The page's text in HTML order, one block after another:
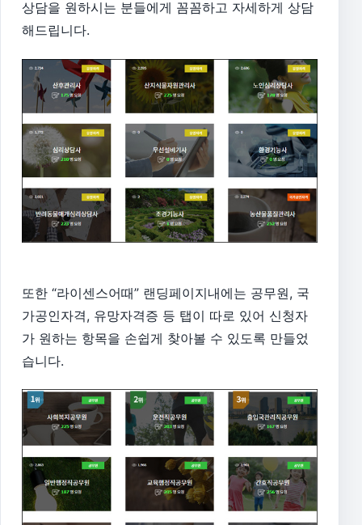
상담을 원하시는 분들에게 꼼꼼하고 자세하게 상담
해드립니다.
또한 “라이센스어때” 랜딩페이지내에는 공무원, 국
가공인자격, 유망자격증 등 탭이 따로 있어 신청자
가 원하는 항목을 손쉽게 찾아볼 수 있도록 만들었
습니다.